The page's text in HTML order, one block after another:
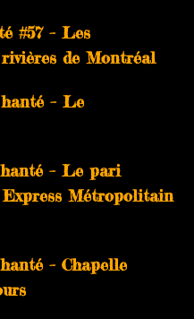
#57 – Les
rivières de Montréal
– Le
– Le pari
Métropolitain
– Chapelle